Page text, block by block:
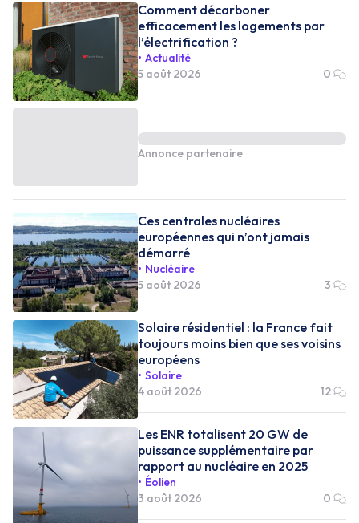
Comment décarboner
efficacement les logements par
l’électrification ?
Actualité
5 août 2026
0
Annonce partenaire
Ces centrales nucléaires
européennes qui n’ont jamais
démarré
Nucléaire
5 août 2026
3
Solaire résidentiel : la France fait
toujours moins bien que ses voisins
européens
Solaire
4 août 2026
12
Les ENR totalisent 20 GW de
puissance supplémentaire par
rapport au nucléaire en 2025
Éolien
3 août 2026
0